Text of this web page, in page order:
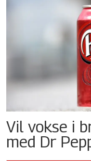
Vil vokse i
med Dr